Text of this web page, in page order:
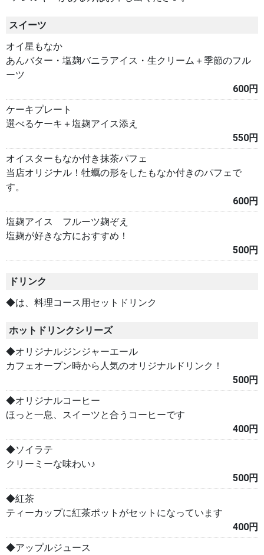
スイーツ
オイ星もなか
あんバター・塩麹バニラアイス・生クリーム＋季節のフル
ーツ
600円
ケーキプレート
選べるケーキ＋塩麹アイス添え
550円
オイスターもなか付き抹茶パフェ
当店オリジナル！牡蠣の形をしたもなか付きのパフェで
す。
600円
塩麹アイス フルーツ麹ぞえ
塩麹が好きな方におすすめ！
500円
ドリンク
◆は、料理コース用セットドリンク
ホットドリンクシリーズ
◆オリジナルジンジャーエール
カフェオープン時から人気のオリジナルドリンク！
500円
◆オリジナルコーヒー
ほっと一息、スイーツと合うコーヒーです
400円
◆ソイラテ
クリーミーな味わい♪
500円
◆紅茶
ティーカップに紅茶ポットがセットになっています
400円
◆アップルジュース